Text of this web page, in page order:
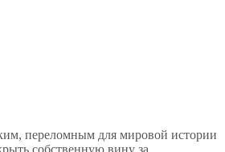
переломным для мировой истории